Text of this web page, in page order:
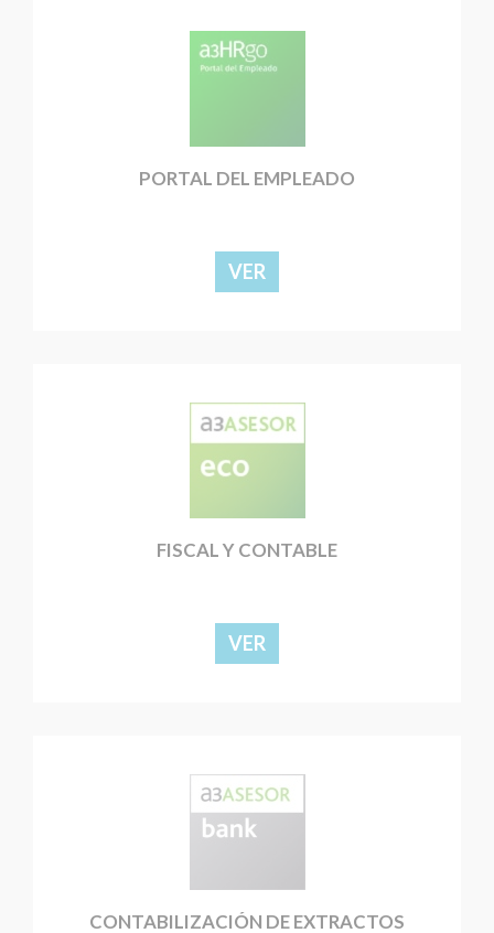
PORTAL DEL EMPLEADO
VER
FISCAL Y CONTABLE
VER
CONTABILIZACIÓN DE EXTRACTOS